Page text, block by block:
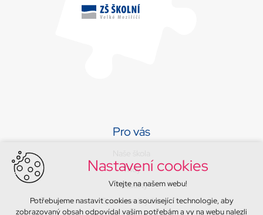
Pro vás
Třídy
Aktuality
Sport a volný čas
Nastavení cookies
Vítejte na našem webu!
Potřebujeme nastavit cookies a související technologie, aby
zobrazovaný obsah odpovídal vašim potřebám a vy na webu nalezli